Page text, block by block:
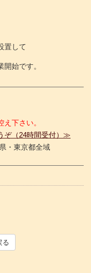
置して
始です。
下さい。
ぞ（24時間受付）≫
・東京都全域
る